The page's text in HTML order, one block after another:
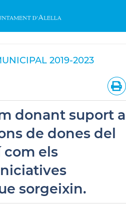
2019-2023
donant suport a
de dones del
els
sorgeixin.